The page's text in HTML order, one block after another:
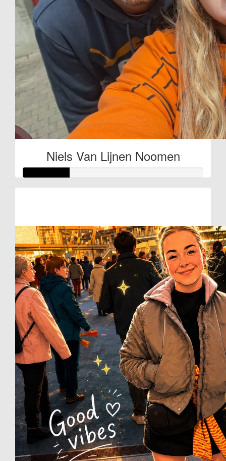
Niels Van Lijnen Noomen